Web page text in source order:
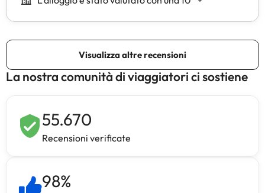
La nostra comunità di viaggiatori ci sostiene
55.670
Recensioni verificate
98%